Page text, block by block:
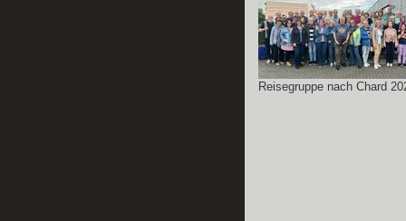
Reisegruppe nach Chard